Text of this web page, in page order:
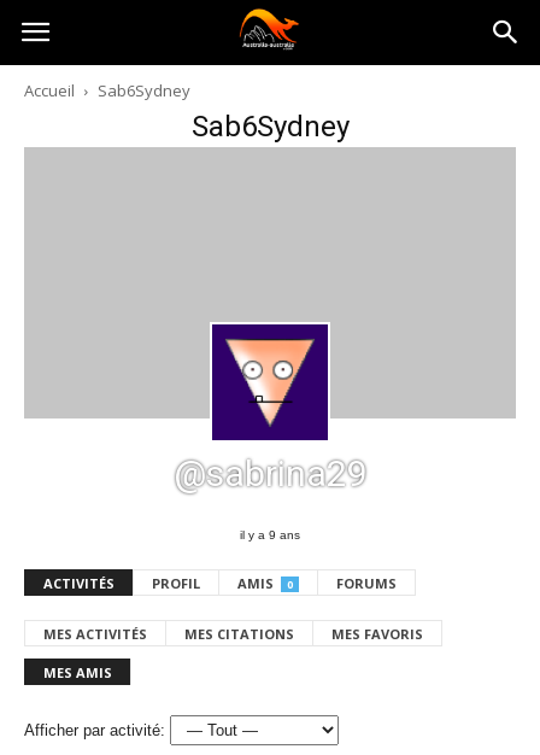
Australia-
australie.com
Accueil Sab6Sydney
Sab6Sydney
@sabrina29
il y a 9 ans
ACTIVITÉS PROFIL AMIS 0 FORUMS
MES ACTIVITÉS MES CITATIONS MES FAVORIS
MES AMIS
Afficher par activité: